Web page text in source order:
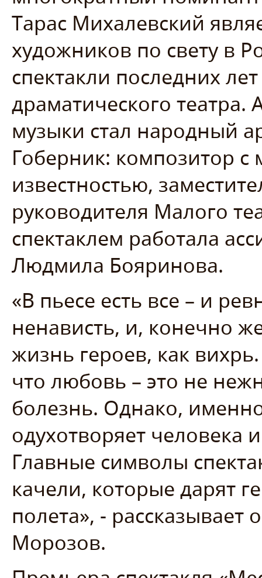
Тарас Михалевский
художников по свету в
спектакли последних
драматического
музыки стал народный
Гоберник: композитор
известностью,
руководителя Малого
спектаклем работала
Людмила Бояринова.
«В пьесе есть все – и
ненависть, и, конечно
жизнь героев, как
что любовь – это не
болезнь. Однако,
одухотворяет человека
Главные символы
качели, которые дарят
полета», - рассказывает
Морозов.